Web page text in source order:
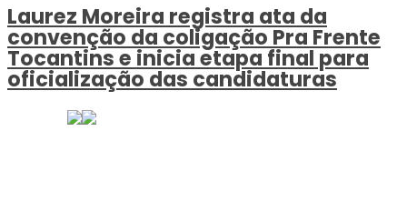
Laurez Moreira registra ata da
convenção da coligação Pra Frente
Tocantins e inicia etapa final para
oficialização das candidaturas